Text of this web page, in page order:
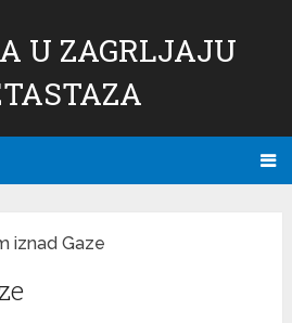
U ZAGRLJAJU
iznad Gaze